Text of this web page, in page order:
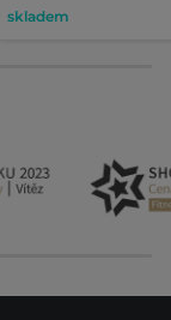
skladem